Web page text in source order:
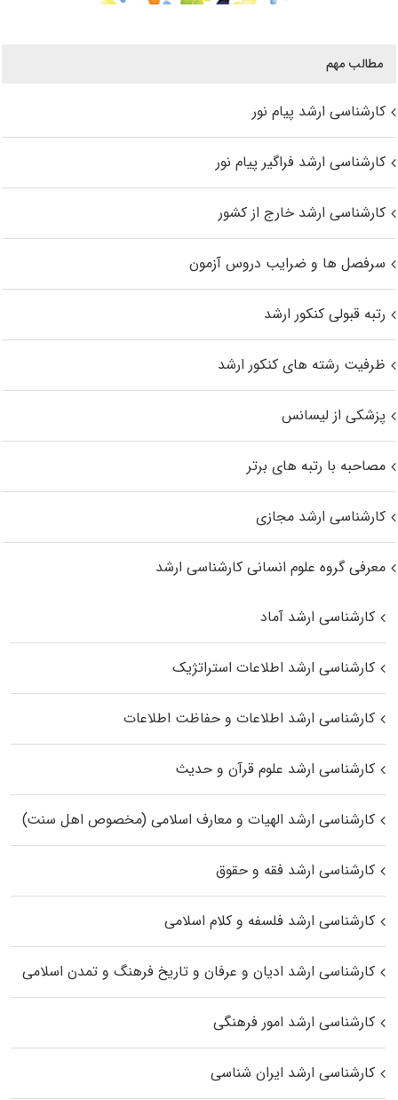
مطالب مهم
کارشناسی ارشد پیام نور
کارشناسی ارشد فراگیر پیام نور
کارشناسی ارشد خارج از کشور
سرفصل ها و ضرایب دروس آزمون
رتبه قبولی کنکور ارشد
ظرفیت رشته های کنکور ارشد
پزشکی از لیسانس
مصاحبه با رتبه های برتر
کارشناسی ارشد مجازی
معرفی گروه علوم انسانی کارشناسی ارشد
کارشناسی ارشد آماد
کارشناسی ارشد اطلاعات استراتژیک
کارشناسی ارشد اطلاعات و حفاظت اطلاعات
کارشناسی ارشد علوم قرآن و حدیث
کارشناسی ارشد الهیات و معارف اسلامی (مخصوص اهل سنت)
کارشناسی ارشد فقه و حقوق
کارشناسی ارشد فلسفه و کلام اسلامی
کارشناسی ارشد ادیان و عرفان و تاریخ فرهنگ و تمدن اسلامی
کارشناسی ارشد امور فرهنگی
کارشناسی ارشد ایران شناسی